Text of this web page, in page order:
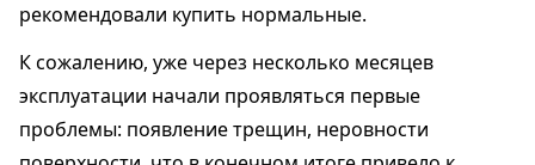
рекомендовали купить нормальные.
К сожалению, уже через несколько месяцев
эксплуатации начали проявляться первые
проблемы: появление трещин, неровности